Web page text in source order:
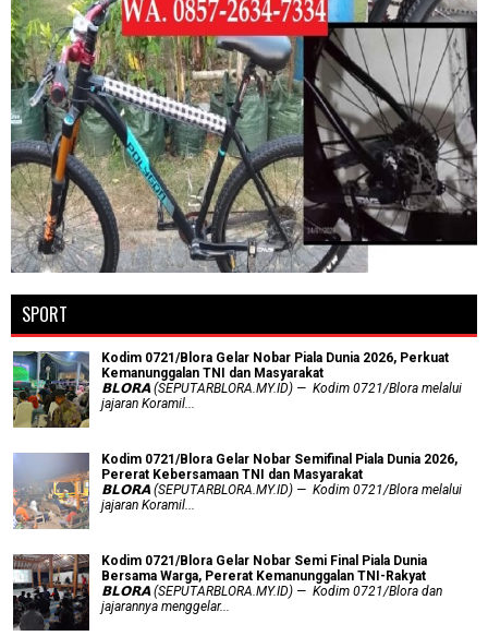
SPORT
Kodim 0721/Blora Gelar Nobar Piala Dunia 2026, Perkuat
Kemanunggalan TNI dan Masyarakat
𝗕𝗟𝗢𝗥𝗔 (SEPUTARBLORA.MY.ID) — Kodim 0721/Blora melalui
jajaran Koramil...
Kodim 0721/Blora Gelar Nobar Semifinal Piala Dunia 2026,
Pererat Kebersamaan TNI dan Masyarakat
𝗕𝗟𝗢𝗥𝗔 (SEPUTARBLORA.MY.ID) — Kodim 0721/Blora melalui
jajaran Koramil...
Kodim 0721/Blora Gelar Nobar Semi Final Piala Dunia
Bersama Warga, Pererat Kemanunggalan TNI-Rakyat
𝗕𝗟𝗢𝗥𝗔 (SEPUTARBLORA.MY.ID) — Kodim 0721/Blora dan
jajarannya menggelar...